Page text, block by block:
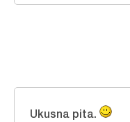
Ukusna pita.